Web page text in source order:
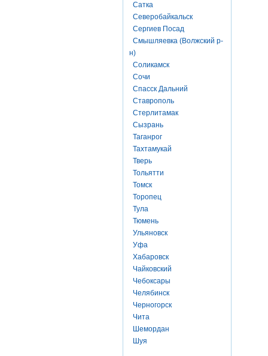
Сатка
Северобайкальск
Сергиев Посад
Смышляевка (Волжский р-
н)
Соликамск
Сочи
Спасск Дальний
Ставрополь
Стерлитамак
Сызрань
Таганрог
Тахтамукай
Тверь
Тольятти
Томск
Торопец
Тула
Тюмень
Ульяновск
Уфа
Хабаровск
Чайковский
Чебоксары
Челябинск
Черногорск
Чита
Шемордан
Шуя